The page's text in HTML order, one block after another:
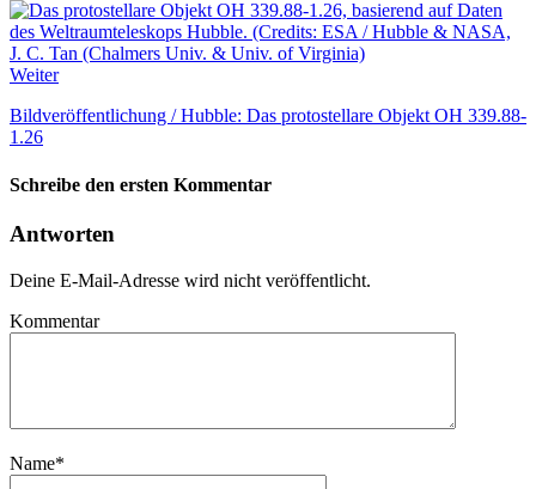
Weiter
Bildveröffentlichung / Hubble: Das protostellare Objekt OH 339.88-
1.26
Schreibe den ersten Kommentar
Antworten
Deine E-Mail-Adresse wird nicht veröffentlicht.
Kommentar
Name*